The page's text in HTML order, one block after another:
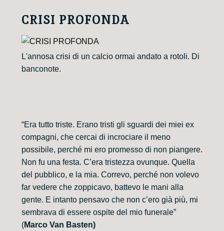
CRISI PROFONDA
L'annosa crisi di un calcio ormai andato a rotoli. Di
banconote.
“Era tutto triste. Erano tristi gli sguardi dei miei ex
compagni, che cercai di incrociare il meno
possibile, perché mi ero promesso di non piangere.
Non fu una festa. C’era tristezza ovunque. Quella
del pubblico, e la mia. Correvo, perché non volevo
far vedere che zoppicavo, battevo le mani alla
gente. E intanto pensavo che non c’ero già più, mi
sembrava di essere ospite del mio funerale”
(Marco Van Basten)